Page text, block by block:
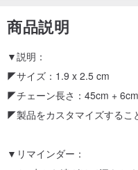
商品説明
▼説明：
◤サイズ：1.9 x 2.5 cm
◤チェーン長さ：45cm +
◤製品をカスタマイズするこ
▼リマインダー：